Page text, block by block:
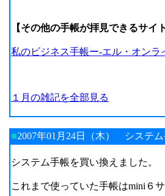
【その他の手帳が拝見できるサイト
私のビジネス手帳ー-エル・オンラ
１月の雑記を全部見る
■2007年01月24日（木） システ
システム手帳を買い換えました。
これまで使っていた手帳はmini６